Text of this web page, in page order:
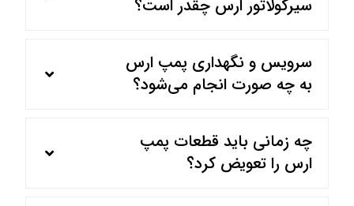
سیرکولاتور ارس چقدر است؟
سرویس و نگهداری پمپ ارس
به چه صورت انجام می‌شود؟
چه زمانی باید قطعات پمپ
ارس را تعویض کرد؟